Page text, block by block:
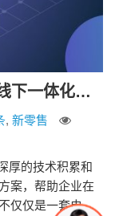
O2O电商源码助力企业打造线上线下一体化数字化服务体系
, 新零售
厚的技术积累和
案，帮助企业在
仅仅是一套电商